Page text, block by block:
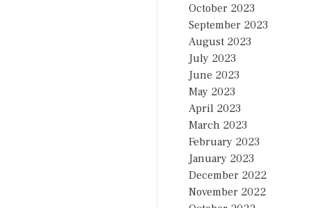
October 2023
September 2023
August 2023
July 2023
June 2023
May 2023
April 2023
March 2023
February 2023
January 2023
December 2022
November 2022